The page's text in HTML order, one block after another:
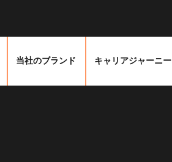
当社のブランド キャリアジャーニー